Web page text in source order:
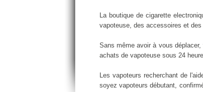
La boutique de cigarette
vapoteuse, des accessoires et
Sans même avoir à vous
achats de vapoteuse sous 24
Les vapoteurs recherchant de
soyez vapoteurs débutant,